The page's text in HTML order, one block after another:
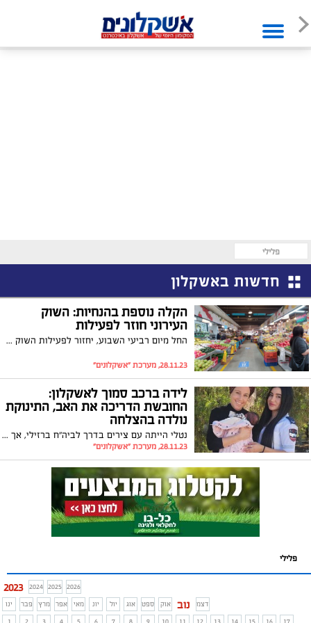
פלילי
חדשות באשקלון
הקלה נוספת בהנחיות: השוק
העירוני חוזר לפעילות
החל מיום רביעי השבוע, יחזור לפעילות השוק העירוני באשקלון שהיה סגור מאז פרוץ המלחמה. בשוק יוכלו לבקר עד 200 קונים יחד
28.11.23, מערכת "אשקלונים"
לידה ברכב סמוך לאשקלון:
החובשת הדריכה את האב, התינוקת
נולדה בהצלחה
נטלי הייתה עם צירים בדרך לביה"ח ברזילי, אך הם התגברו מעבר למצופה. שיראל, חובשת מוקד 101 של מד״א, הדריכה את האב דור טלפונית במהלך הלידה והוא יילד את אשתו ברכבם סמוך לאשקלון. השבוע השתיים נפגשו
28.11.23, מערכת "אשקלונים"
פלילי
2023 2024 2025 2026
ינו
פבר מרץ אפר מאי יונ יול אוג ספט אוק נוב
דצמ